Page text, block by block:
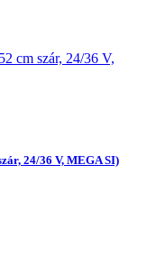
24/36 V, MEGA SI)